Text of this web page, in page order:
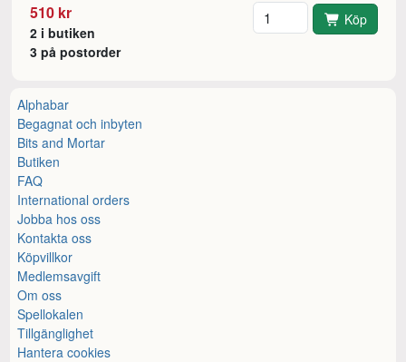
510 kr
2 i butiken
3 på postorder
Antal Köp
Alphabar
Begagnat och inbyten
Bits and Mortar
Butiken
FAQ
International orders
Jobba hos oss
Kontakta oss
Köpvillkor
Medlemsavgift
Om oss
Spellokalen
Tillgänglighet
Hantera cookies